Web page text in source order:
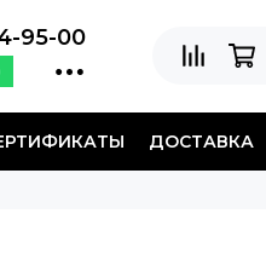
95-00
ДОСТАВКА